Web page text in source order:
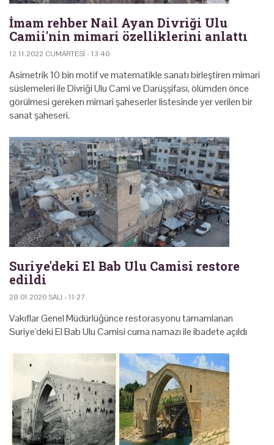
İmam rehber Nail Ayan Divriği Ulu
Camii'nin mimari özelliklerini anlattı
12.11.2022 CUMARTESI - 13:40
Asimetrik 10 bin motif ve matematikle sanatı birleştiren mimari
süslemeleri ile Divriği Ulu Cami ve Darüşşifası, ölümden önce
görülmesi gereken mimari şaheserler listesinde yer verilen bir
sanat şaheseri.
Suriye'deki El Bab Ulu Camisi restore
edildi
28.01.2020 SALI - 11:27
Vakıflar Genel Müdürlüğünce restorasyonu tamamlanan
Suriye'deki El Bab Ulu Camisi cuma namazı ile ibadete açıldı